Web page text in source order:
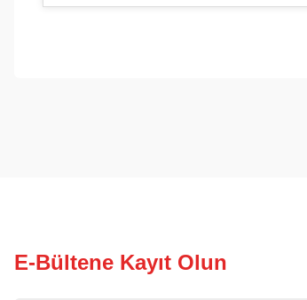
E-Bültene Kayıt Olun